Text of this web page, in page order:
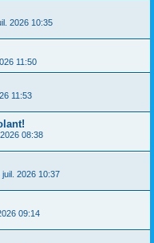
2026 10:35
11:50
11:53
08:38
juil. 2026 10:37
09:14